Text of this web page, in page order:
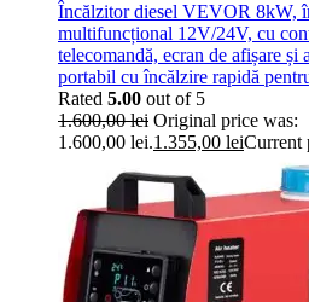
Încălzitor diesel VEVOR 8kW,
multifuncțional 12V/24V, cu
telecomandă, ecran de afișare
portabil cu încălzire rapidă
Rated 5.00 out of 5
1.600,00lei Original price was:
1.600,00 lei.1.355,00 leiCurrent